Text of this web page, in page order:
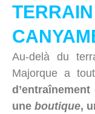
Au-delà du
Majorque a
une boutique,